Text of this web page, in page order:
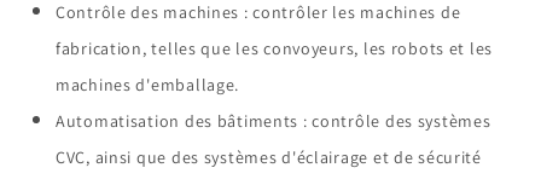
Contrôle des machines : contrôler les machines de
fabrication, telles que les convoyeurs, les robots et les
machines d'emballage.
Automatisation des bâtiments : contrôle des systèmes
CVC, ainsi que des systèmes d'éclairage et de sécurité